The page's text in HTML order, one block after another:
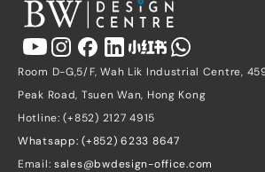
Room D-G,5/F, Wah Lik Industrial Centre,
Peak Road, Tsuen Wan, Hong Kong
Hotline: (+852) 2127 4915
Whatsapp: (+852) 6233 8647
Email: sales@bwdesign-office.com